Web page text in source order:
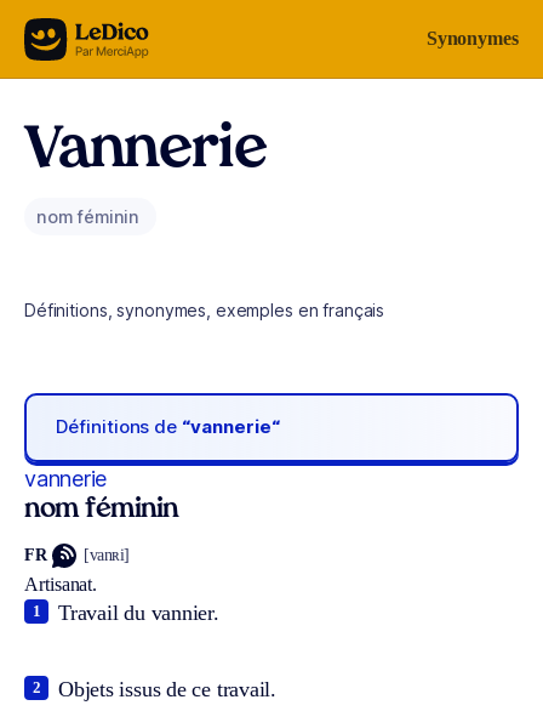
Aller au contenu Synonymes
Vannerie
nom féminin
Définitions, synonymes, exemples en français
Définitions de “vannerie“
vannerie
nom féminin
FR [vanʀi]
Artisanat.
Travail du vannier.
1
Objets issus de ce travail.
2